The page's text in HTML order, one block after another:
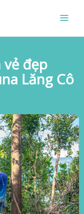
vẻ đẹp
Lăng Cô